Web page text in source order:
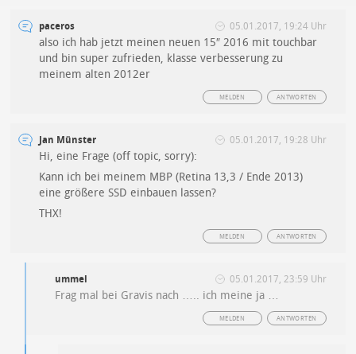
paceros 05.01.2017, 19:24 Uhr
also ich hab jetzt meinen neuen 15″ 2016 mit touchbar
und bin super zufrieden, klasse verbesserung zu
meinem alten 2012er
ANTWORTEN
MELDEN
Jan Münster 05.01.2017, 19:28 Uhr
Hi, eine Frage (off topic, sorry):
Kann ich bei meinem MBP (Retina 13,3 / Ende 2013)
eine größere SSD einbauen lassen?
THX!
ANTWORTEN
MELDEN
ummel 05.01.2017, 23:59 Uhr
Frag mal bei Gravis nach ….. ich meine ja …
ANTWORTEN
MELDEN